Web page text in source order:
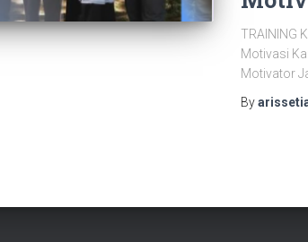
TRAINING
Motivasi
Motivator
By